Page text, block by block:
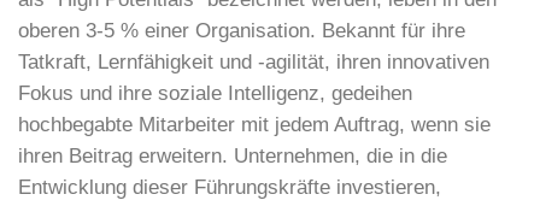
oberen 3-5 % einer Organisation. Bekannt für ihre
Tatkraft, Lernfähigkeit und -agilität, ihren innovativen
Fokus und ihre soziale Intelligenz, gedeihen
hochbegabte Mitarbeiter mit jedem Auftrag, wenn sie
ihren Beitrag erweitern. Unternehmen, die in die
Entwicklung dieser Führungskräfte investieren,